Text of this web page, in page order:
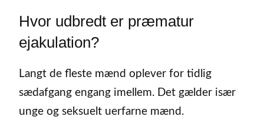
Hvor udbredt er præmatur
ejakulation?
Langt de fleste mænd oplever for tidlig
sædafgang engang imellem. Det gælder især
unge og seksuelt uerfarne mænd.